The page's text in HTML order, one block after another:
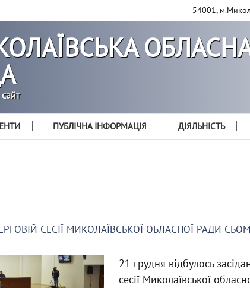
54001,
ПУБЛІЧНА ІНФОРМАЦІЯ ДІЯЛЬНІСТЬ
СЕСІЇ МИКОЛАЇВСЬКОЇ ОБЛАСНОЇ РАДИ
21 грудня відбулось
сесії Миколаївської